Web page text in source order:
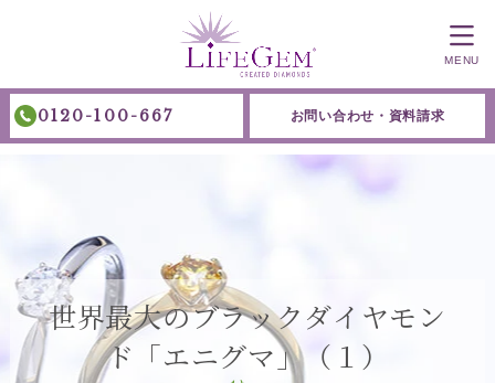
0120-100-667 お問い合わせ・資料請求
MENU
世界最大のブラックダイヤモン
ド「エニグマ」（１）